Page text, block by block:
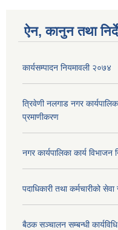
ऐन, कानुन तथा
कार्यसम्पादन नियमावली २०७४
त्रिवेणी नलगाड नगर
प्रमाणीकरण
नगर कार्यपालिका कार्य
पदाधिकारी तथा कर्मचारीको
बैठक सञ्चालन सम्बन्धी